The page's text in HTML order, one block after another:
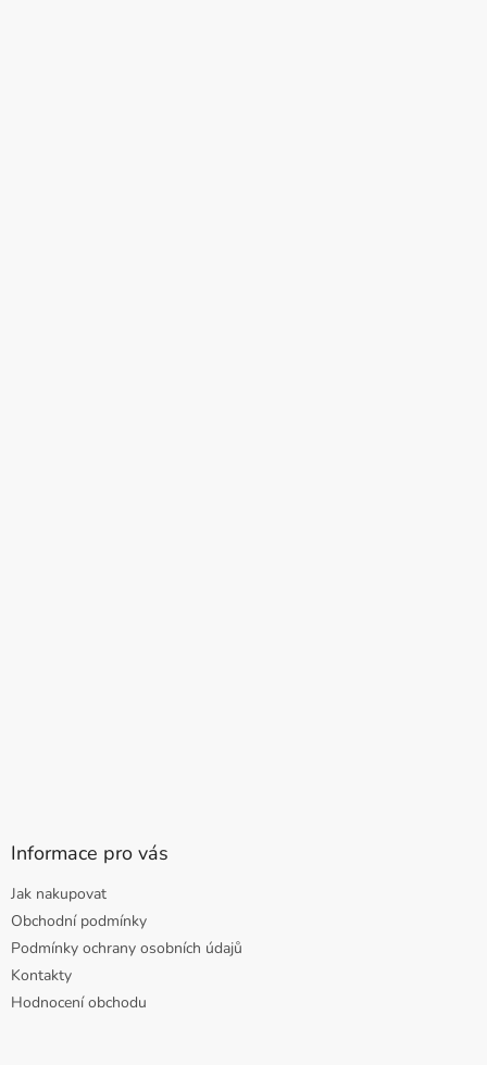
Informace pro vás
Jak nakupovat
Obchodní podmínky
Podmínky ochrany osobních údajů
Kontakty
Hodnocení obchodu